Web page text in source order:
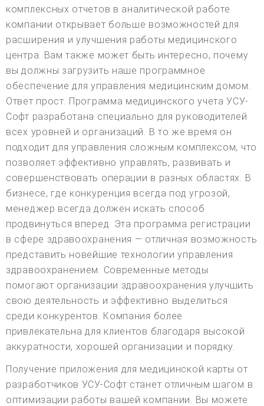
комплексных отчетов в аналитической работе
компании открывает больше возможностей для
расширения и улучшения работы медицинского
центра. Вам также может быть интересно, почему
вы должны загрузить наше программное
обеспечение для управления медицинским домом.
Ответ прост. Программа медицинского учета УСУ-
Софт разработана специально для руководителей
всех уровней и организаций. В то же время он
подходит для управления сложным комплексом, что
позволяет эффективно управлять, развивать и
совершенствовать операции в разных областях. В
бизнесе, где конкуренция всегда под угрозой,
менеджер всегда должен искать способ
продвинуться вперед. Эта программа регистрации
в сфере здравоохранения — отличная возможность
представить новейшие технологии управления
здравоохранением. Современные методы
помогают организации здравоохранения улучшить
свою деятельность и эффективно выделиться
среди конкурентов. Компания более
привлекательна для клиентов благодаря высокой
аккуратности, хорошей организации и порядку.
Получение приложения для медицинской карты от
разработчиков УСУ-Софт станет отличным шагом в
оптимизации работы вашей компании. Вы можете